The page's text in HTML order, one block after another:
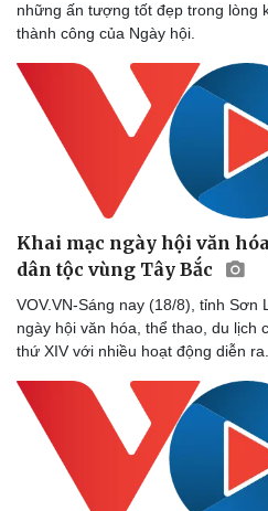
Dinh dưỡng - món ngon
Cây thuốc
Sản phụ khoa
Nhi khoa
Nam khoa
Làm đẹp - giảm cân
Phòng mạch online
Ăn sạch sống khỏe
những ấn tượng tốt đẹp trong lòng
thành công của Ngày hội.
Khai mạc ngày hội văn
dân tộc vùng Tây Bắc
VOV.VN-Sáng nay (18/8), tỉnh Sơn
ngày hội văn hóa, thể thao, du lịch
thứ XIV với nhiều hoạt động diễn ra.